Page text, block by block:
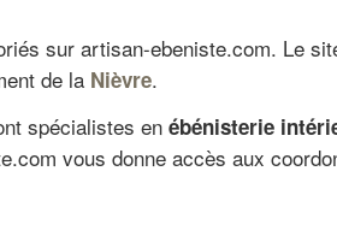
sur artisan-ebeniste.com. Le
de la Nièvre.
spécialistes en ébénisterie
vous donne accès aux